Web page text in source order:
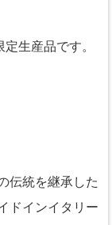
生産品です。
伝統を継承した
ドインイタリー